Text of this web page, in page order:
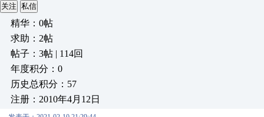
关注 私信
精华：0帖
求助：2帖
帖子：3帖 | 114回
年度积分：0
历史总积分：57
注册：2010年4月12日